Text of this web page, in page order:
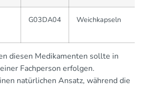
G03DA04 Weichkapseln
diesen Medikamenten sollte in
Fachperson erfolgen.
natürlichen Ansatz, während die